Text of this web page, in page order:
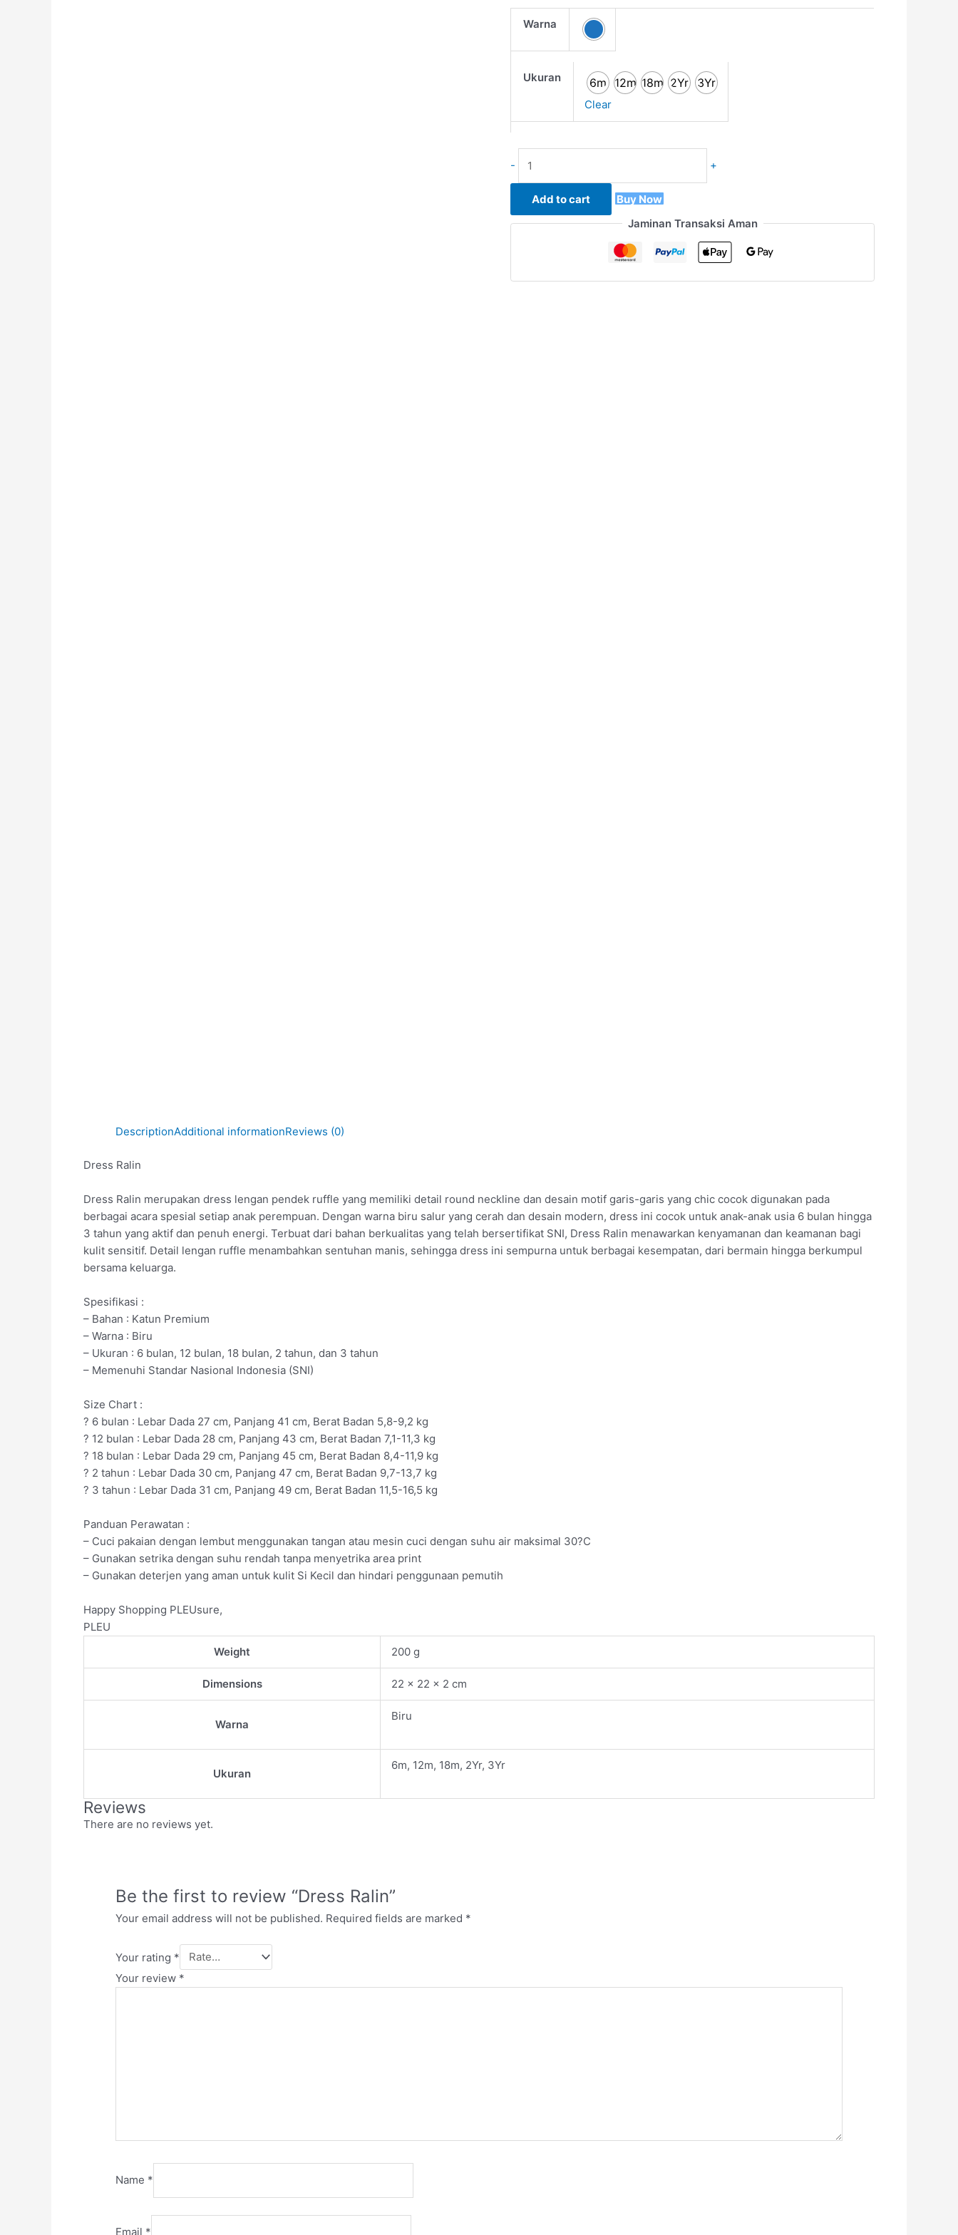
Warna
Ukuran 6m 12m 18m 2Yr 3Yr
Clear
- +
Add to cart
Buy Now
Jaminan Transaksi Aman
DescriptionAdditional informationReviews (0)
Dress Ralin
Dress Ralin merupakan dress lengan pendek ruffle yang memiliki detail round neckline dan desain motif garis-garis yang chic cocok digunakan pada
berbagai acara spesial setiap anak perempuan. Dengan warna biru salur yang cerah dan desain modern, dress ini cocok untuk anak-anak usia 6 bulan hingga
3 tahun yang aktif dan penuh energi. Terbuat dari bahan berkualitas yang telah bersertifikat SNI, Dress Ralin menawarkan kenyamanan dan keamanan bagi
kulit sensitif. Detail lengan ruffle menambahkan sentuhan manis, sehingga dress ini sempurna untuk berbagai kesempatan, dari bermain hingga berkumpul
bersama keluarga.
Spesifikasi :
– Bahan : Katun Premium
– Warna : Biru
– Ukuran : 6 bulan, 12 bulan, 18 bulan, 2 tahun, dan 3 tahun
– Memenuhi Standar Nasional Indonesia (SNI)
Size Chart :
? 6 bulan : Lebar Dada 27 cm, Panjang 41 cm, Berat Badan 5,8-9,2 kg
? 12 bulan : Lebar Dada 28 cm, Panjang 43 cm, Berat Badan 7,1-11,3 kg
? 18 bulan : Lebar Dada 29 cm, Panjang 45 cm, Berat Badan 8,4-11,9 kg
? 2 tahun : Lebar Dada 30 cm, Panjang 47 cm, Berat Badan 9,7-13,7 kg
? 3 tahun : Lebar Dada 31 cm, Panjang 49 cm, Berat Badan 11,5-16,5 kg
Panduan Perawatan :
– Cuci pakaian dengan lembut menggunakan tangan atau mesin cuci dengan suhu air maksimal 30?C
– Gunakan setrika dengan suhu rendah tanpa menyetrika area print
– Gunakan deterjen yang aman untuk kulit Si Kecil dan hindari penggunaan pemutih
Happy Shopping PLEUsure,
PLEU
Weight
200 g
Dimensions 22 × 22 × 2 cm
Warna
Biru
Ukuran
6m, 12m, 18m, 2Yr, 3Yr
Reviews
There are no reviews yet.
Be the first to review “Dress Ralin”
Your email address will not be published. Required fields are marked *
Your rating *
Your review *
Name *
Email *